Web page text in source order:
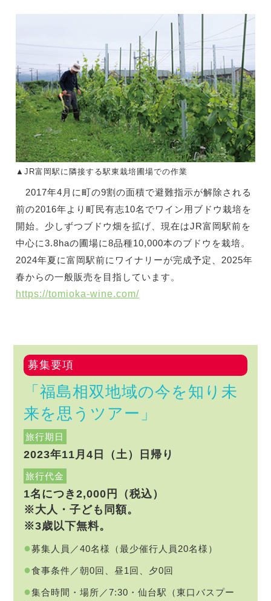
▲JR富岡駅に隣接する駅東栽培圃場での作業
2017年4月に町の9割の面積で避難指示が解除される
前の2016年より町民有志10名でワイン用ブドウ栽培を
開始。少しずつブドウ畑を拡げ、現在はJR富岡駅前を
中心に3.8haの圃場に8品種10,000本のブドウを栽培。
2024年夏に富岡駅前にワイナリーが完成予定、2025年
春からの一般販売を目指しています。
https://tomioka-wine.com/
募集要項
「福島相双地域の今を知り未
来を思うツアー」
旅行期日
2023年11月4日（土）日帰り
旅行代金
1名につき2,000円（税込）
※大人・子ども同額。
※3歳以下無料。
●募集人員／40名様（最少催行人員20名様）
●食事条件／朝0回、昼1回、夕0回
●集合時間・場所／7:30・仙台駅（東口バスプー